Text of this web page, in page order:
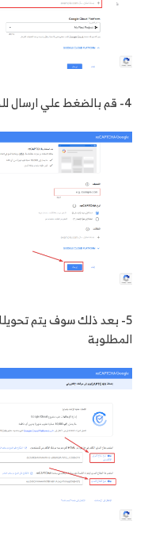
4- قم بالضغط علي ارسال للحصول علي بيانات
5- بعد ذلك سوف يتم
المطلوبة